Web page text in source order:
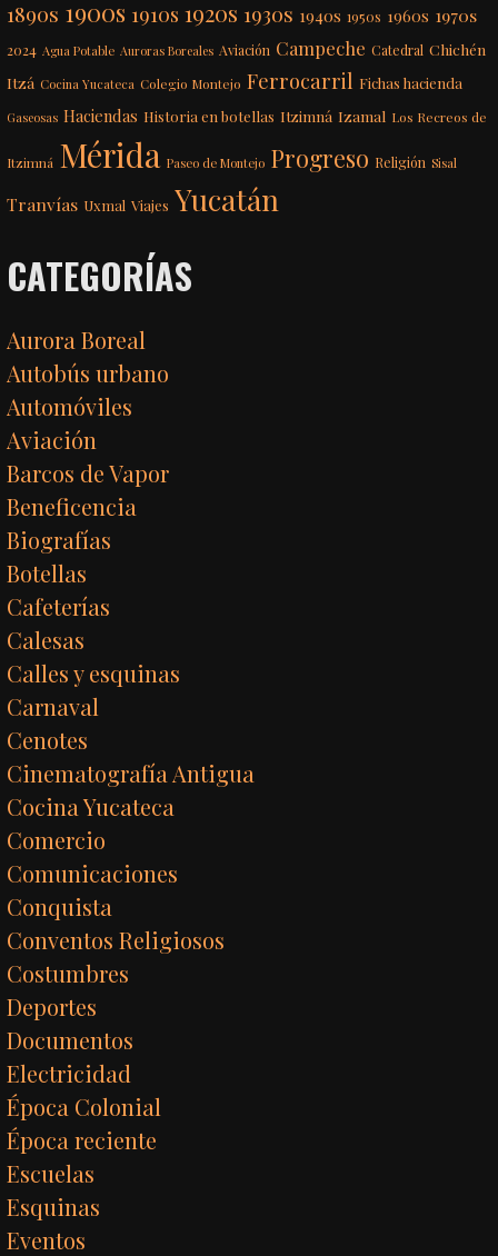
1890s 1900s 1910s 1920s 1930s 1940s 1950s 1960s 1970s
2024 Agua Potable Auroras Boreales Aviación Campeche Catedral Chichén
Itzá Cocina Yucateca Colegio Montejo Ferrocarril Fichas hacienda
Gaseosas Haciendas Historia en botellas Itzimná Izamal Los Recreos de
Itzimná Mérida Paseo de Montejo Progreso Religión Sisal
Tranvías Uxmal Viajes Yucatán
CATEGORÍAS
Aurora Boreal
Autobús urbano
Automóviles
Aviación
Barcos de Vapor
Beneficencia
Biografías
Botellas
Cafeterías
Calesas
Calles y esquinas
Carnaval
Cenotes
Cinematografía Antigua
Cocina Yucateca
Comercio
Comunicaciones
Conquista
Conventos Religiosos
Costumbres
Deportes
Documentos
Electricidad
Época Colonial
Época reciente
Escuelas
Esquinas
Eventos